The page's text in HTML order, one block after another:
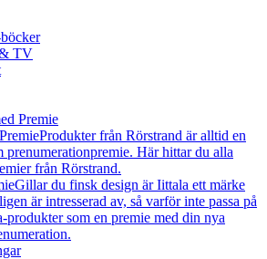
TV
Premie
Produkter från Rörstrand är alltid en
prenumerationpremie. Här hittar du alla
från Rörstrand.
Gillar du finsk design är Iittala ett märke
är intresserad av, så varför inte passa på
produkter som en premie med din nya